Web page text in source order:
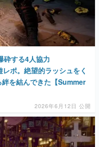
砕する4人協力
ポ。絶望的ラッシュをく
を結んできた【Summer
2026年6月12日 公開